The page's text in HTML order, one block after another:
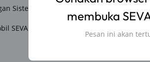
Sistem Gadai)
SEVA 2026